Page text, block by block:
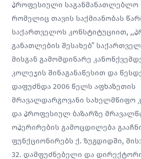
პროფესიული საგანმანათლებლო
რომელიც თავის საქმიანობას
საქართველოს კონსტიტუციით,
განათლების შესახებ”
მისგან გამომდინარე
კოლეჯის შინაგანაწესით და
დაფუძნდა 2006 წელს აფხაზეთის
მრავალდარგოვანი სახელმწიფო
და პროფესიულ ბაზარზე
ოპერირების გამოცდილება
ფუნქციონირებს ქ. ზუგდიდში,
32. დამფუძნებელი და